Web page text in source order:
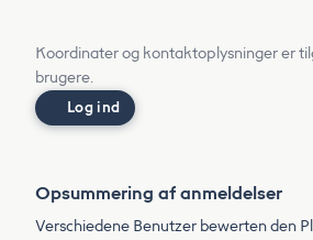
Koordinater og kontaktoplysninger er
brugere.
Log ind
Opsummering af anmeldelser
Verschiedene Benutzer bewerten den